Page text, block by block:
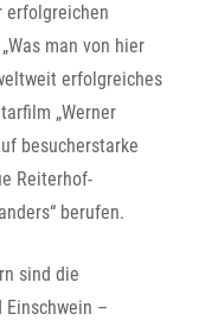
erfolgreichen
man von hier
erfolgreiches
„Werner
besucherstarke
Reiterhof-
berufen.
sind die
Einschwein –